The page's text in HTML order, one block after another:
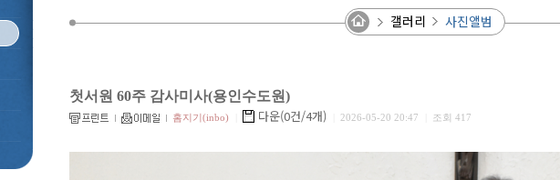
갤러리 사진앨범
첫서원 60주 감사미사(용인수도원)
홈지기(inbo) 다운(0건/4개) 2026-05-20 20:47 조회 417